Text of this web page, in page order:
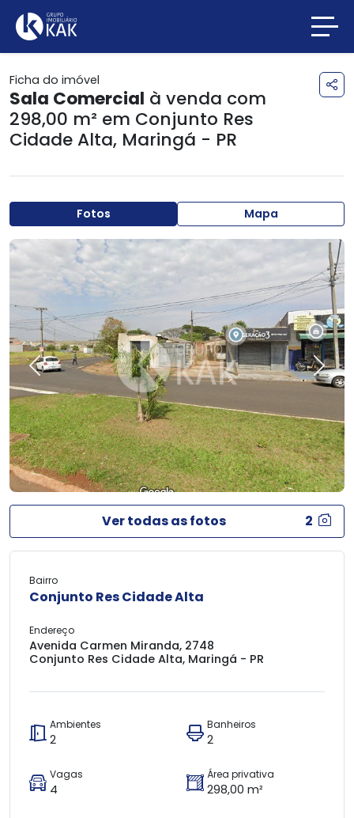
Ficha do imóvel
Sala Comercial à venda com
298,00 m² em Conjunto Res
Cidade Alta, Maringá - PR
Fotos Mapa
Previous Next
Ver todas as fotos 2
Bairro
Conjunto Res Cidade Alta
Endereço
Avenida Carmen Miranda, 2748
Conjunto Res Cidade Alta, Maringá - PR
Ambientes
2
Banheiros
2
Vagas
4
Área privativa
298,00 m²